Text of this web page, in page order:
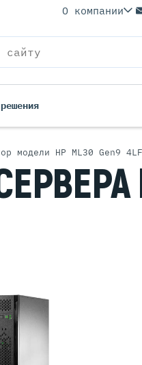
DELL
О компании
модели HP ML30 Gen9